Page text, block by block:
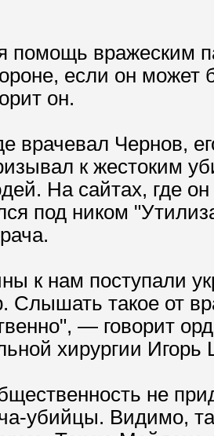
помощь вражеским
если он
он.
врачевал Чернов,
к жестоким
На сайтах, где
под ником
к нам поступали
Слышать такое от
— говорит
хирургии
не
убийцы. Видимо,